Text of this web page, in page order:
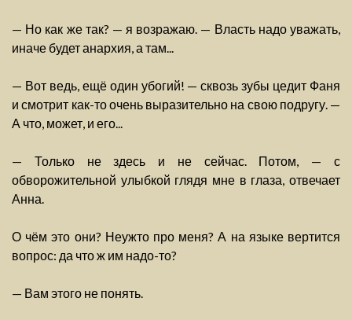
— Но как же так? — я возражаю. — Власть надо уважать,
иначе будет анархия, а там...
— Вот ведь, ещё один убогий! — сквозь зубы цедит Фаня
и смотрит как-то очень выразительно на свою подругу. —
А что, может, и его...
— Только не здесь и не сейчас. Потом, — с
обворожительной улыбкой глядя мне в глаза, отвечает
Анна.
О чём это они? Неужто про меня? А на языке вертится
вопрос: да что ж им надо-то?
— Вам этого не понять.